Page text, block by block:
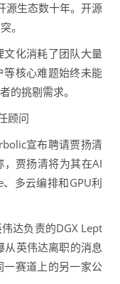
源生态数十年。开源
。
化消耗了团队大量
等核心难题始终未能
的挑剔需求。
顾问
宣布聘请贾扬清
贾扬清将为其在AI
多云编排和GPU利
达负责的DGX Lept
从英伟达离职的消息
一赛道上的另一家公